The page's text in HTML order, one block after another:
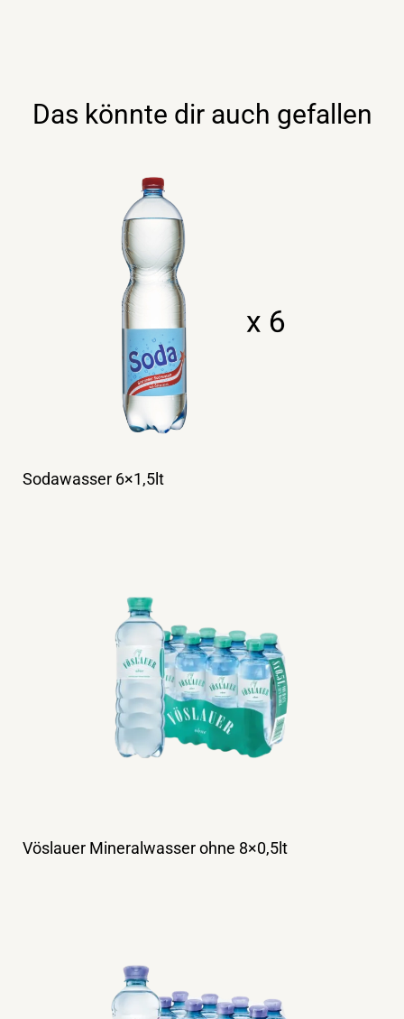
Das könnte dir auch gefallen
Sodawasser 6×1,5lt
Vöslauer Mineralwasser ohne 8×0,5lt